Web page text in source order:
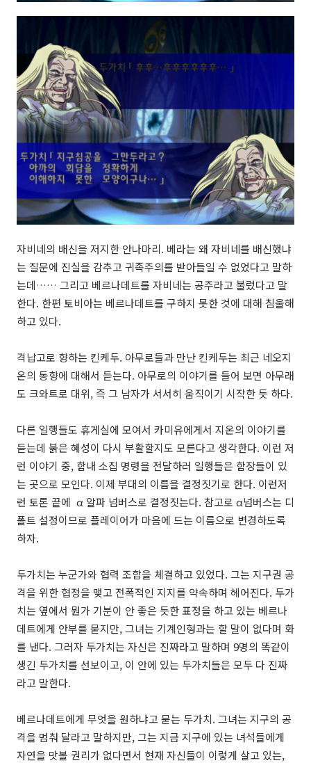
자비네의 배신을 저지한 안나마리. 베라는 왜 자비네를 배신했냐
는 질문에 진실을 감추고 귀족주의를 받아들일 수 없었다고 말하
는데…… 그리고 베르나데트를 자비네는 공주라고 불렀다고 말
한다. 한편 토비아는 베르나데트를 구하지 못한 것에 대해 침울해
하고 있다.
격납고로 향하는 킨케두. 아무로들과 만난 킨케두는 최근 네오지
온의 동향에 대해서 듣는다. 아무로의 이야기를 들어 보면 아무래
도 크와트로 대위, 즉 그 남자가 서서히 움직이기 시작한 듯 하다.
다른 일행들도 휴게실에 모여서 카미유에게서 지온의 이야기를
듣는데 붉은 혜성이 다시 부활할지도 모른다고 생각한다. 이런 저
런 이야기 중, 함내 소집 명령을 전달하러 일행들은 함장들이 있
는 곳으로 모인다. 이제 부대의 이름을 결정짓기로 한다. 이런저
런 토론 끝에 α 알파 넘버스로 결정짓는다. 참고로 α넘버스는 디
폴트 설정이므로 플레이어가 마음에 드는 이름으로 변경하도록
하자.
두가치는 누군가와 협력 조합을 체결하고 있었다. 그는 지구권 공
격을 위한 협정을 맺고 전폭적인 지지를 약속하며 헤어진다. 두가
치는 옆에서 뭔가 기분이 안 좋은 듯한 표정을 하고 있는 베르나
데트에게 안부를 묻지만, 그녀는 기계인형과는 할 말이 없다며 화
를 낸다. 그러자 두가치는 자신은 진짜라고 말하며 9명의 똑같이
생긴 두가치를 선보이고, 이 안에 있는 두가치들은 모두 다 진짜
라고 말한다.
베르나데트에게 무엇을 원하냐고 묻는 두가치. 그녀는 지구의 공
격을 멈춰 달라고 말하지만, 그는 지금 지구에 있는 녀석들에게
자연을 맛볼 권리가 없다면서 현재 자신들이 이렇게 살고 있는,